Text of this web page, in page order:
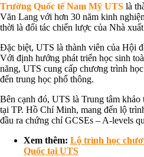
Trường Quốc tế Nam Mỹ UTS là
Văn Lang với hơn 30 năm kinh
thời là đối tác chiến lược của Nhà
Đặc biệt, UTS là thành viên của Hội
Với định hướng phát triển học sinh
năng, UTS cung cấp chương trình
đến trung học phổ thông.
Bên cạnh đó, UTS là Trung tâm
tại TP. Hồ Chí Minh, mang đến lộ
đầu ra chứng chỉ GCSEs – A-levels
Xem thêm: Lộ trình học
Quốc tại UTS